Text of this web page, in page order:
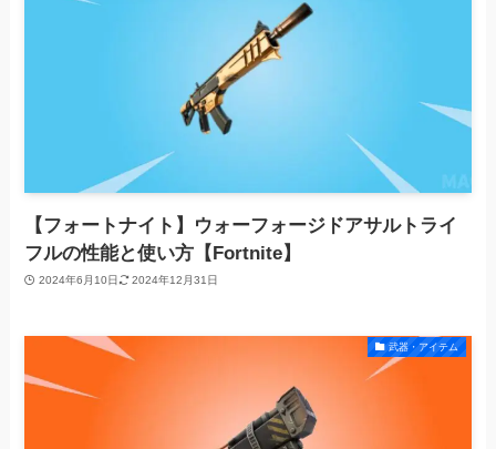
【フォートナイト】ウォーフォージドアサルトライ
フルの性能と使い方【Fortnite】
2024年6月10日 2024年12月31日
武器・アイテム